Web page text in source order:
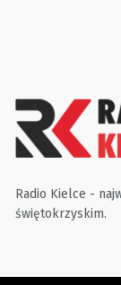
Radio Kielce -
świętokrzyskim.